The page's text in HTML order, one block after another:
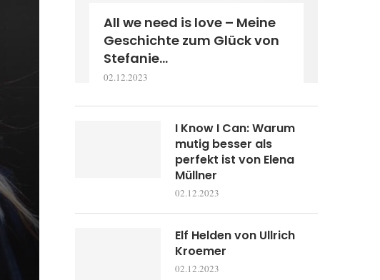
All we need is love – Meine
Geschichte zum Glück von
Stefanie...
02.12.2023
I Know I Can: Warum
mutig besser als
perfekt ist von Elena
Müllner
02.12.2023
Elf Helden von Ullrich
Kroemer
02.12.2023